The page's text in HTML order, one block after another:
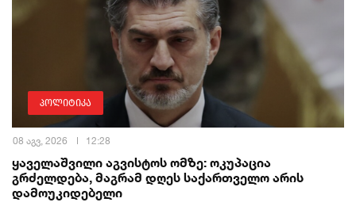
პოლიტიკა
08 აგვ, 2026 12:28
ყაველაშვილი აგვისტოს ომზე: ოკუპაცია
გრძელდება, მაგრამ დღეს საქართველო არის
დამოუკიდებელი